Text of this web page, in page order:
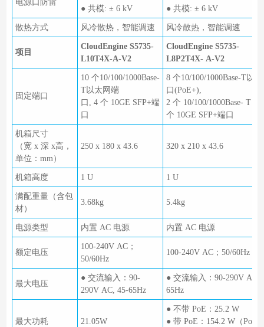
电源口防雷
● 共模: ± 6 kV
● 共模: ± 6 kV
散热方式 风冷散热，智能调速 风冷散热，智能调速
项目
CloudEngine S5735-
L10T4X-A-V2
CloudEngine S5735-
L8P2T4X- A-V2
固定端口
10 个10/100/1000Base-
T以太网端
口, 4 个 10GE SFP+端
口
8 个10/100/1000Base-T以
口(PoE+),
2 个 10/100/1000Base- T
个 10GE SFP+端口
机箱尺寸
（宽 x 深 x高，
单位：mm）
250 x 180 x 43.6 320 x 210 x 43.6
机箱高度 1 U 1 U
满配重量（含包
材）
3.68kg 5.4kg
电源类型 内置 AC 电源 内置 AC 电源
额定电压
100-240V AC；
50/60Hz
100-240V AC；50/60Hz
最大电压
● 交流输入：90-
290V AC, 45-65Hz
● 交流输入：90-290V AC,
65Hz
最大功耗 21.05W
● 不带 PoE：25.2 W
● 带 PoE：154.2 W（PoE